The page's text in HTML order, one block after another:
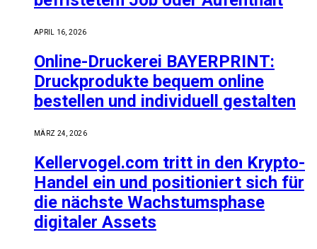
APRIL 16, 2026
Online-Druckerei BAYERPRINT:
Druckprodukte bequem online
bestellen und individuell gestalten
MÄRZ 24, 2026
Kellervogel.com tritt in den Krypto-
Handel ein und positioniert sich für
die nächste Wachstumsphase
digitaler Assets